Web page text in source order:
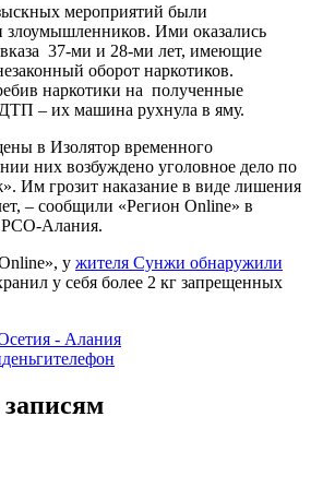
мероприятий были
злоумышленников. Ими оказались
37-ми и 28-ми лет, имеющие
оборот наркотиков.
наркотики на полученные
– их машина рухнула в яму.
в Изолятор временного
них возбуждено уголовное дело по
Им грозит наказание в виде лишения
– сообщили «Регион Online» в
Алания.
у жителя Сунжи обнаружили
у себя более 2 кг запрещенных
- Алания
деньгителефон